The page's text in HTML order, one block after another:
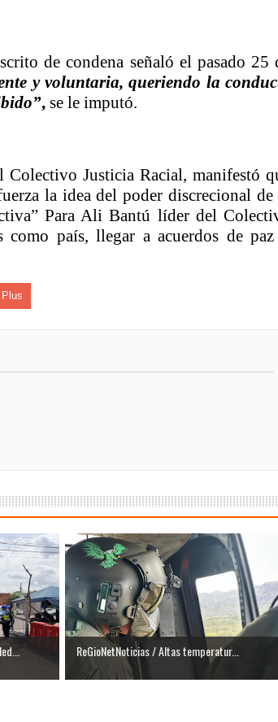
de condena señaló el pasado 25
y voluntaria, queriendo la
, se le imputó.
Justicia Racial, manifestó
la idea del poder discrecional de
Para Ali Bantú líder del
como país, llegar a acuerdos de
ReGioNetNoticias / Altas temperatur...